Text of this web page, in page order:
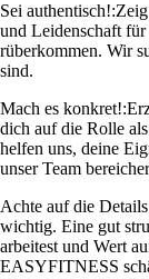
Sei authentisch!:
und Leidenschaft
rüberkommen. Wir
sind.
Mach es konkret!:
dich auf die Rolle
helfen uns, deine
unser Team
Achte auf die
wichtig. Eine gut
arbeitest und Wert
EASYFITNESS